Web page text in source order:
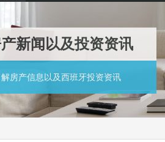
新闻以及投资资讯
房产信息以及西班牙投资资讯